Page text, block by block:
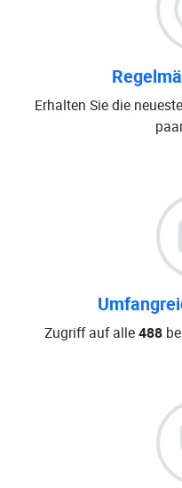
Erhalten Sie die
Zugriff auf alle488